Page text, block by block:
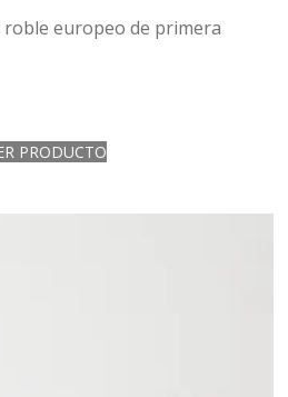
europeo de primera
PRODUCTO